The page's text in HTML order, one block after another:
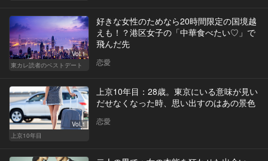
Vol.1
東カレ読者のベストデート
好きな女性のためなら20時間限定の国境越
えも！？港区女子の「中華食べたい♡」で
飛んだ先
恋愛
Vol.1
上京10年目
上京10年目：28歳。東京にいる意味が見い
だせなくなった時、思い出すのはあの景色
恋愛